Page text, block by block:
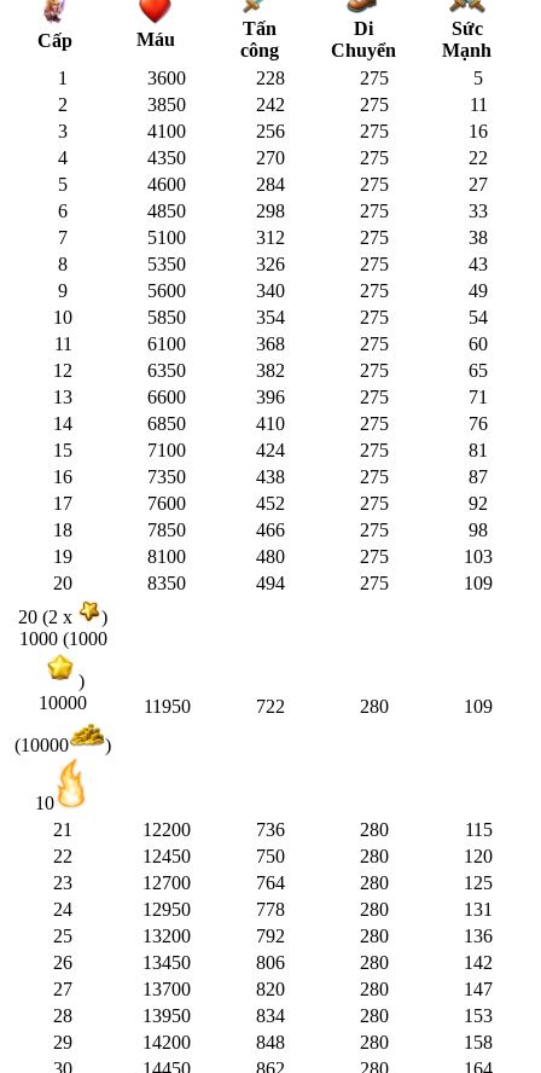
Cấp Máu
Tấn
công
Di
Chuyển
Sức
Mạnh
1
3600 228 275
5
2
3850 242 275
11
3
4100 256 275
16
4
4350 270 275
22
5
4600 284 275
27
6
4850 298 275
33
7
5100 312 275
38
8
5350 326 275
43
9
5600 340 275
49
10
5850 354 275
54
11
6100 368 275
60
12
6350 382 275
65
13
6600 396 275
71
14
6850 410 275
76
15
7100 424 275
81
16
7350 438 275
87
17
7600 452 275
92
18
7850 466 275
98
19
8100 480 275
103
20
8350 494 275
109
20 (2 x
)
1000 (1000
)
10000
(10000 )
10
11950 722 280 109
21 12200 736 280
115
22
12450 750 280
120
23
12700 764 280
125
24
12950 778 280
131
25
13200 792 280
136
26
13450 806 280
142
27
13700 820 280
147
28
13950 834 280
153
29
14200 848 280
158
30
14450 862 280 164